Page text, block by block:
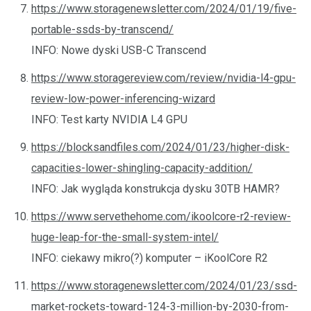
https://www.storagenewsletter.com/2024/01/19/five-
portable-ssds-by-transcend/
INFO: Nowe dyski USB-C Transcend
https://www.storagereview.com/review/nvidia-l4-gpu-
review-low-power-inferencing-wizard
INFO: Test karty NVIDIA L4 GPU
https://blocksandfiles.com/2024/01/23/higher-disk-
capacities-lower-shingling-capacity-addition/
INFO: Jak wygląda konstrukcja dysku 30TB HAMR?
https://www.servethehome.com/ikoolcore-r2-review-
huge-leap-for-the-small-system-intel/
INFO: ciekawy mikro(?) komputer – iKoolCore R2
https://www.storagenewsletter.com/2024/01/23/ssd-
market-rockets-toward-124-3-million-by-2030-from-